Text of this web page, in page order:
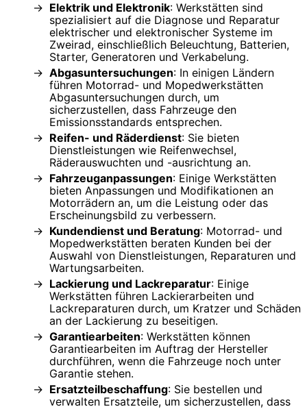
Elektrik und Elektronik: Werkstätten sind
spezialisiert auf die Diagnose und Reparatur
elektrischer und elektronischer Systeme im
Zweirad, einschließlich Beleuchtung, Batterien,
Starter, Generatoren und Verkabelung.
Abgasuntersuchungen: In einigen Ländern
führen Motorrad- und Mopedwerkstätten
Abgasuntersuchungen durch, um
sicherzustellen, dass Fahrzeuge den
Emissionsstandards entsprechen.
Reifen- und Räderdienst: Sie bieten
Dienstleistungen wie Reifenwechsel,
Räderauswuchten und -ausrichtung an.
Fahrzeuganpassungen: Einige Werkstätten
bieten Anpassungen und Modifikationen an
Motorrädern an, um die Leistung oder das
Erscheinungsbild zu verbessern.
Kundendienst und Beratung: Motorrad- und
Mopedwerkstätten beraten Kunden bei der
Auswahl von Dienstleistungen, Reparaturen und
Wartungsarbeiten.
Lackierung und Lackreparatur: Einige
Werkstätten führen Lackierarbeiten und
Lackreparaturen durch, um Kratzer und Schäden
an der Lackierung zu beseitigen.
Garantiearbeiten: Werkstätten können
Garantiearbeiten im Auftrag der Hersteller
durchführen, wenn die Fahrzeuge noch unter
Garantie stehen.
Ersatzteilbeschaffung: Sie bestellen und
verwalten Ersatzteile, um sicherzustellen, dass